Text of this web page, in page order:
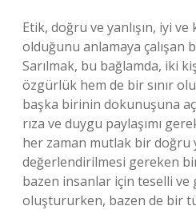
Etik, doğru ve yanlışın, iyi
olduğunu anlamaya çalışan
Sarılmak, bu bağlamda, iki
özgürlük hem de bir sınır
başka birinin dokunuşuna
rıza ve duygu paylaşımı
her zaman mutlak bir doğru
değerlendirilmesi gereken
bazen insanlar için teselli ve
oluştururken, bazen de bir